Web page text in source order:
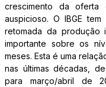
crescimento da
auspicioso. O IBGE
retomada da produção
importante sobre os
meses. Esta é uma
nas últimas décadas,
para março/abril de